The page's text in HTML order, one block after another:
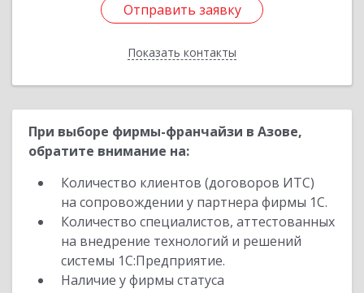
Отправить заявку
Показать контакты
Отправить заявку
Назад
При выборе фирмы-франчайзи в Азове,
обратите внимание на:
Количество клиентов (договоров ИТС)
на сопровождении у партнера фирмы 1С.
Количество специалистов, аттестованных
на внедрение технологий и решений
системы 1С:Предприятие.
Наличие у фирмы статуса